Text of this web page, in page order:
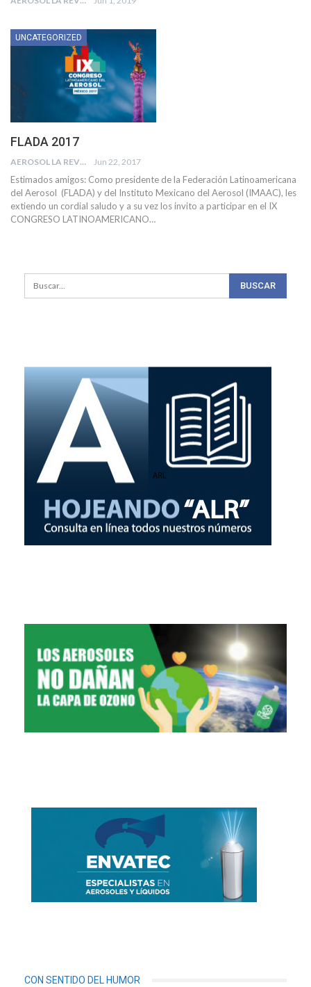
UNCATEGORIZED
FLADA 2017
AEROSOL LA REVISTA Jun 22, 2017
Estimados amigos: Como presidente de la Federación Latinoamericana
del Aerosol (FLADA) y del Instituto Mexicano del Aerosol (IMAAC), les
extiendo un cordial saludo y a su vez los invito a participar en el IX
CONGRESO LATINOAMERICANO…
CON SENTIDO DEL HUMOR